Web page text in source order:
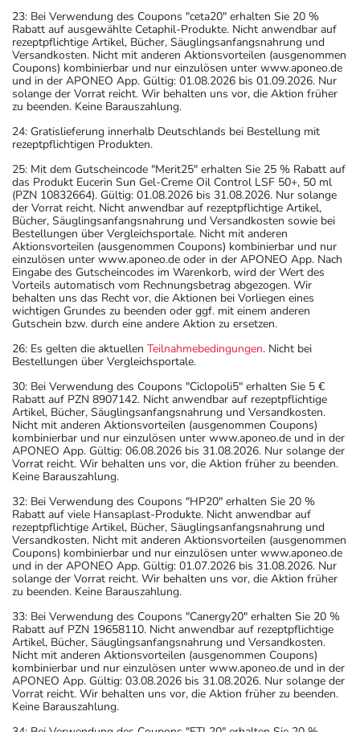
23: Bei Verwendung des Coupons "ceta20" erhalten Sie 20 %
Rabatt auf ausgewählte Cetaphil-Produkte. Nicht anwendbar auf
rezeptpflichtige Artikel, Bücher, Säuglingsanfangsnahrung und
Versandkosten. Nicht mit anderen Aktionsvorteilen (ausgenommen
Coupons) kombinierbar und nur einzulösen unter www.aponeo.de
und in der APONEO App. Gültig: 01.08.2026 bis 01.09.2026. Nur
solange der Vorrat reicht. Wir behalten uns vor, die Aktion früher
zu beenden. Keine Barauszahlung.
24: Gratislieferung innerhalb Deutschlands bei Bestellung mit
rezeptpflichtigen Produkten.
25: Mit dem Gutscheincode "Merit25" erhalten Sie 25 % Rabatt auf
das Produkt Eucerin Sun Gel-Creme Oil Control LSF 50+, 50 ml
(PZN 10832664). Gültig: 01.08.2026 bis 31.08.2026. Nur solange
der Vorrat reicht. Nicht anwendbar auf rezeptpflichtige Artikel,
Bücher, Säuglingsanfangsnahrung und Versandkosten sowie bei
Bestellungen über Vergleichsportale. Nicht mit anderen
Aktionsvorteilen (ausgenommen Coupons) kombinierbar und nur
einzulösen unter www.aponeo.de oder in der APONEO App. Nach
Eingabe des Gutscheincodes im Warenkorb, wird der Wert des
Vorteils automatisch vom Rechnungsbetrag abgezogen. Wir
behalten uns das Recht vor, die Aktionen bei Vorliegen eines
wichtigen Grundes zu beenden oder ggf. mit einem anderen
Gutschein bzw. durch eine andere Aktion zu ersetzen.
26: Es gelten die aktuellen Teilnahmebedingungen. Nicht bei
Bestellungen über Vergleichsportale.
30: Bei Verwendung des Coupons "Ciclopoli5" erhalten Sie 5 €
Rabatt auf PZN 8907142. Nicht anwendbar auf rezeptpflichtige
Artikel, Bücher, Säuglingsanfangsnahrung und Versandkosten.
Nicht mit anderen Aktionsvorteilen (ausgenommen Coupons)
kombinierbar und nur einzulösen unter www.aponeo.de und in der
APONEO App. Gültig: 06.08.2026 bis 31.08.2026. Nur solange der
Vorrat reicht. Wir behalten uns vor, die Aktion früher zu beenden.
Keine Barauszahlung.
32: Bei Verwendung des Coupons "HP20" erhalten Sie 20 %
Rabatt auf viele Hansaplast-Produkte. Nicht anwendbar auf
rezeptpflichtige Artikel, Bücher, Säuglingsanfangsnahrung und
Versandkosten. Nicht mit anderen Aktionsvorteilen (ausgenommen
Coupons) kombinierbar und nur einzulösen unter www.aponeo.de
und in der APONEO App. Gültig: 01.07.2026 bis 31.08.2026. Nur
solange der Vorrat reicht. Wir behalten uns vor, die Aktion früher
zu beenden. Keine Barauszahlung.
33: Bei Verwendung des Coupons "Canergy20" erhalten Sie 20 %
Rabatt auf PZN 19658110. Nicht anwendbar auf rezeptpflichtige
Artikel, Bücher, Säuglingsanfangsnahrung und Versandkosten.
Nicht mit anderen Aktionsvorteilen (ausgenommen Coupons)
kombinierbar und nur einzulösen unter www.aponeo.de und in der
APONEO App. Gültig: 03.08.2026 bis 31.08.2026. Nur solange der
Vorrat reicht. Wir behalten uns vor, die Aktion früher zu beenden.
Keine Barauszahlung.